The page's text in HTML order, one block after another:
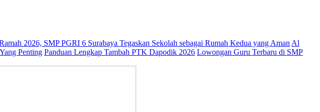
2026, SMP PGRI 6 Surabaya Tegaskan Sekolah sebagai Rumah Kedua yang Aman Al
Penting Panduan Lengkap Tambah PTK Dapodik 2026 Lowongan Guru Terbaru di SMP